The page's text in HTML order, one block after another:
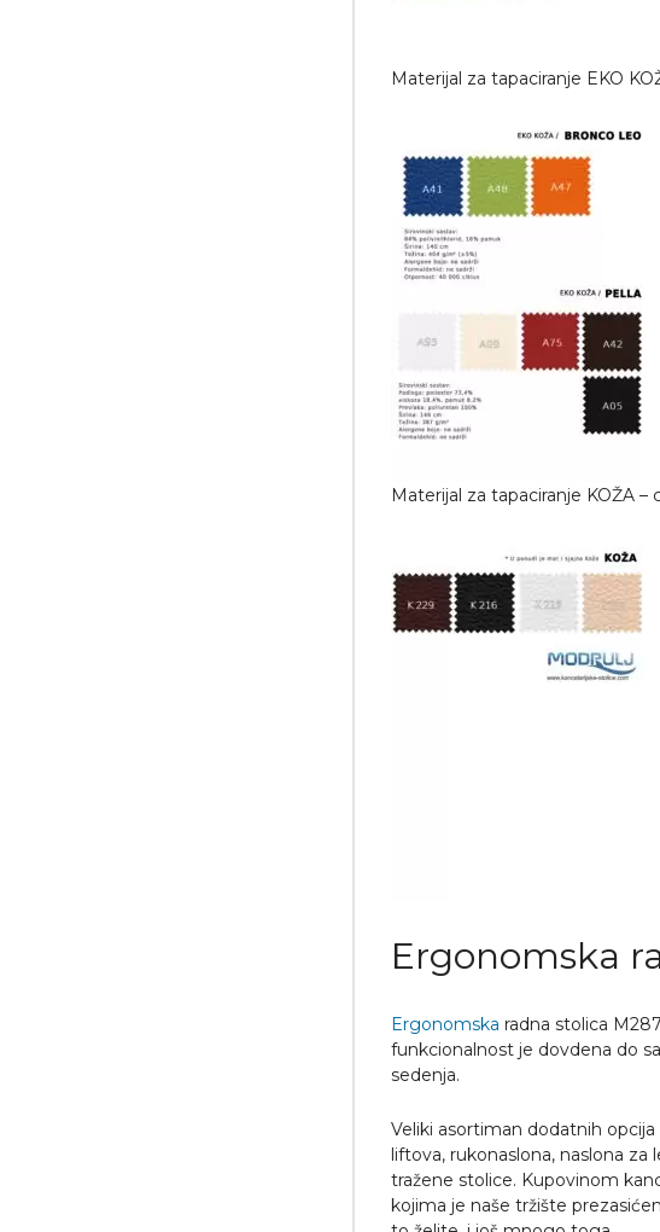
Materijal za tapaciranje EKO
Materijal za tapaciranje KOŽA –
Ergonomska
Ergonomska radna stolica
funkcionalnost je dovdena do
sedenja.
Veliki asortiman dodatnih
liftova, rukonaslona, naslona
tražene stolice. Kupovinom
kojima je naše tržište